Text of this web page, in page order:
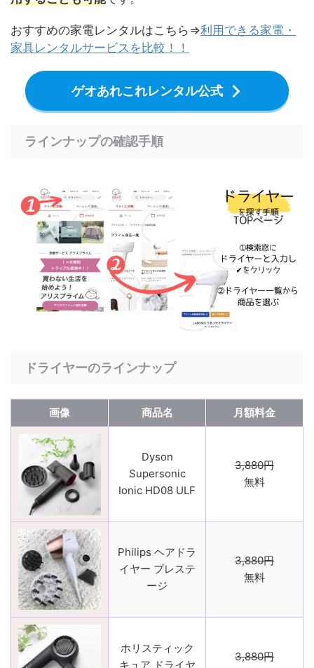
おすすめの家電レンタルはこちら⇒利用できる家電・
家具レンタルサービスを比較！！
ゲオあれこれレンタル公式
ラインナップの確認手順
ドライヤーのラインナップ
画像 商品名 月額料金
Dyson
Supersonic
Ionic HD08 ULF
3,880円
無料
Philips ヘアドラ
イヤー プレステ
ージ
3,880円
無料
ホリスティック
キュア ドライヤ
3,880円